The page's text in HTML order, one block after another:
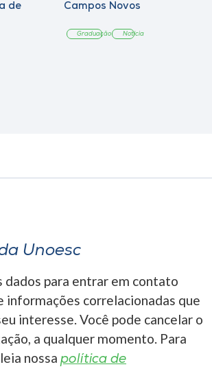
de
Campos Novos
Graduação Notícia
Unoesc
dados para entrar em contato
informações correlacionadas que
interesse. Você pode cancelar o
a qualquer momento. Para
nossa política de